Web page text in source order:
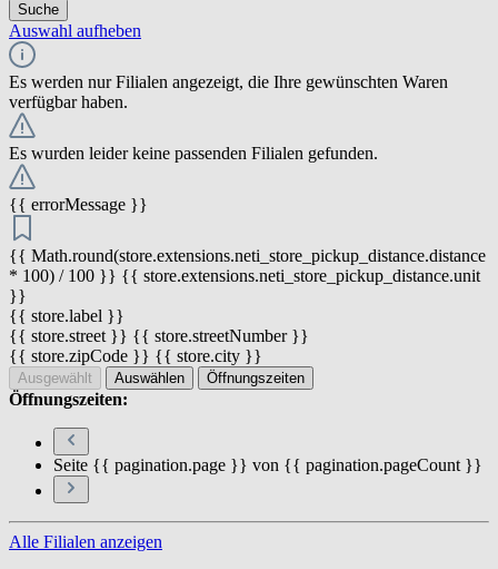
Suche
Auswahl aufheben
Es werden nur Filialen angezeigt, die Ihre gewünschten Waren
verfügbar haben.
Es wurden leider keine passenden Filialen gefunden.
{{ errorMessage }}
{{ Math.round(store.extensions.neti_store_pickup_distance.distance
* 100) / 100 }} {{ store.extensions.neti_store_pickup_distance.unit
}}
{{ store.label }}
{{ store.street }} {{ store.streetNumber }}
{{ store.zipCode }} {{ store.city }}
Ausgewählt Auswählen Öffnungszeiten
Öffnungszeiten:
Seite {{ pagination.page }} von {{ pagination.pageCount }}
Alle Filialen anzeigen